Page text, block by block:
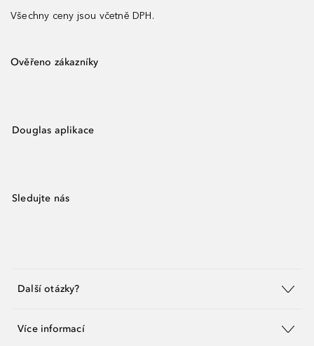
Všechny ceny jsou včetně DPH.
Ověřeno zákazníky
Douglas aplikace
Sledujte nás
Další otázky?
Více informací